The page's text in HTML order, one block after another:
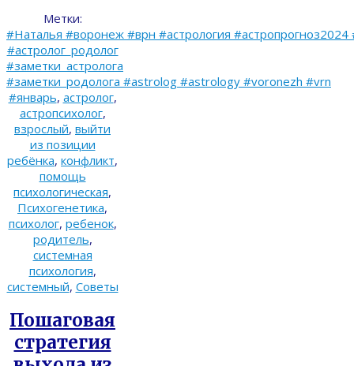
Метки:
#Наталья #воронеж #врн #астрология #астропрогноз2024
#астролог_родолог
#заметки_астролога
#заметки_родолога #astrolog #astrology #voronezh #vrn
#январь, астролог,
астропсихолог,
взрослый, выйти
из позиции
ребёнка, конфликт,
помощь
психологическая,
Психогенетика,
психолог, ребенок,
родитель,
системная
психология,
системный, Советы
Пошаговая
стратегия